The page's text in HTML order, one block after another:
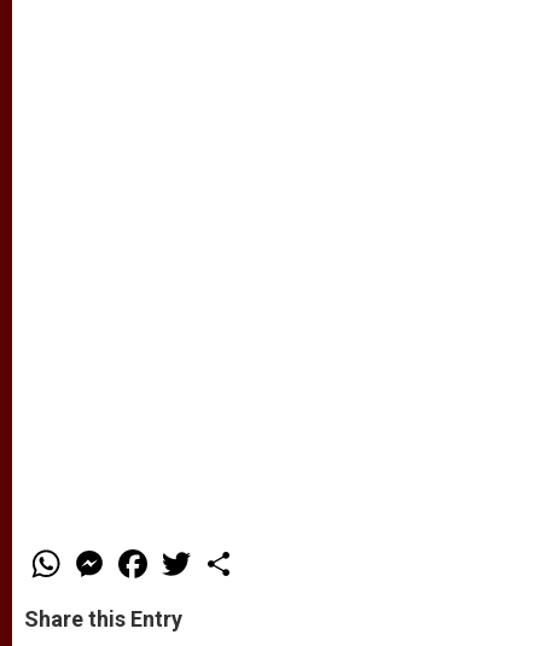
W
h
t
s
M
e
s
e
F
a
e
b
T
w
Share this Entry